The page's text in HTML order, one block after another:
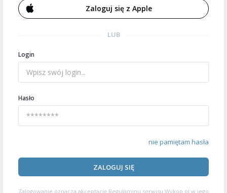
Zaloguj się z Apple
LUB
Login
Hasło
nie pamiętam hasła
ZALOGUJ SIĘ
Zalogowanie oznacza akceptację Regulaminu serwisu Wykop.pl w jego